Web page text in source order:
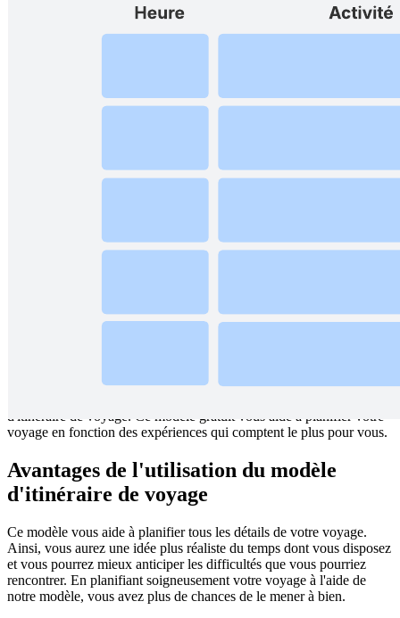
Planifiez vos projets de voyage et communiquez-les clairement avec
ce modèle d’itinéraire de voyage.
moment et où vous mangerez, et avec quoi vous occuperez votre
d'itinéraire de voyage. Ce modèle gratuit vous aide à planifier votre
voyage en fonction des expériences qui comptent le plus pour vous.
Avantages de l'utilisation du modèle
d'itinéraire de voyage
Ce modèle vous aide à planifier tous les détails de votre voyage.
Ainsi, vous aurez une idée plus réaliste du temps dont vous disposez
et vous pourrez mieux anticiper les difficultés que vous pourriez
rencontrer. En planifiant soigneusement votre voyage à l'aide de
notre modèle, vous avez plus de chances de le mener à bien.